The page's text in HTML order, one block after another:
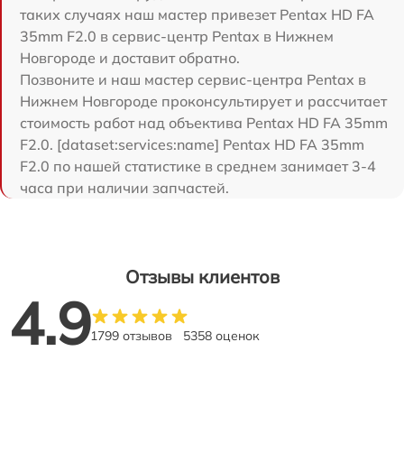
таких случаях наш мастер привезет Pentax HD FA
35mm F2.0 в сервис-центр Pentax в Нижнем
Новгороде и доставит обратно.
Позвоните и наш мастер сервис-центра Pentax в
Нижнем Новгороде проконсультирует и рассчитает
стоимость работ над объектива Pentax HD FA 35mm
F2.0. [dataset:services:name] Pentax HD FA 35mm
F2.0 по нашей статистике в среднем занимает 3-4
часа при наличии запчастей.
Отзывы клиентов
4.91799 отзывов 5358 оценок